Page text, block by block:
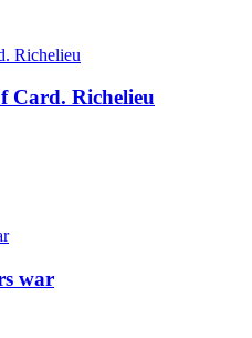
Card. Richelieu
war